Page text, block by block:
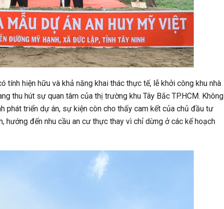
hiện hữu và khả năng khai thác thực tế, lễ khởi công khu nhà
thu hút sự quan tâm của thị trường khu Tây Bắc TP.HCM. Không
phát triển dự án, sự kiện còn cho thấy cam kết của chủ đầu tư
đến nhu cầu an cư thực thay vì chỉ dừng ở các kế hoạch